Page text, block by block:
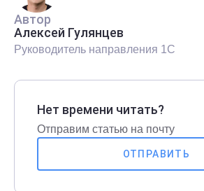
Автор
Алексей Гулянцев
Руководитель направления 1С
Нет времени читать?
Отправим статью на почту
ОТПРАВИТЬ